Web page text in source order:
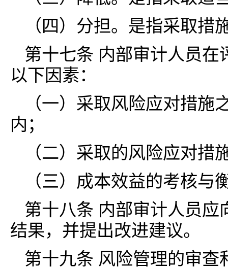
（四）分担。是指采取
第十七条 内部审计人员
以下因素：
（一）采取风险应对措
内；
（二）采取的风险应对
（三）成本效益的考核与
第十八条 内部审计人员
结果，并提出改进建议。
第十九条 风险管理的审